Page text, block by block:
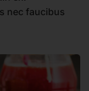
nec faucibus